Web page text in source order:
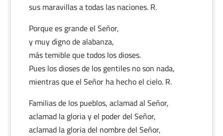
sus maravillas a todas las naciones. R.
Porque es grande el Señor,
y muy digno de alabanza,
más temible que todos los dioses.
Pues los dioses de los gentiles no son nada,
mientras que el Señor ha hecho el cielo. R.
Familias de los pueblos, aclamad al Señor,
aclamad la gloria y el poder del Señor,
aclamad la gloria del nombre del Señor,